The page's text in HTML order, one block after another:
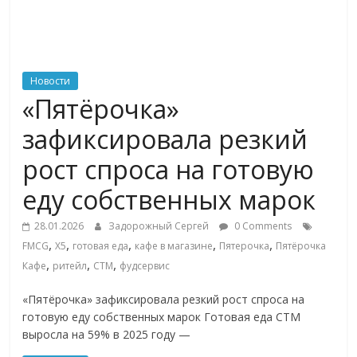
логистике,
технологиях,
соцсетях
Портал
об
онлайн-
торговле,
сервисах
для
Commerce,
Новости
«Пятёрочка»
зафиксировала резкий
рост спроса на готовую
еду собственных марок
28.01.2026 Задорожный Сергей
0 Comments
FMCG,X5, готовая еда, кафе в магазине, Пятерочка, Пятёрочка
Кафе, ритейл, СТМ, фудсервис
«Пятёрочка» зафиксировала резкий рост спроса на
готовую еду собственных марок Готовая еда СТМ
выросла на 59% в 2025 году —